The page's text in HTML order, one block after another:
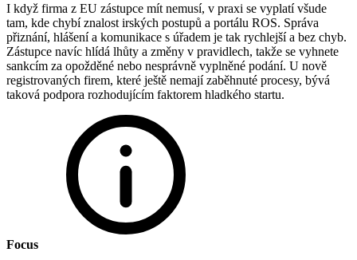
I když firma z EU zástupce mít nemusí, v praxi se vyplatí všude
tam, kde chybí znalost irských postupů a portálu ROS. Správa
přiznání, hlášení a komunikace s úřadem je tak rychlejší a bez chyb.
Zástupce navíc hlídá lhůty a změny v pravidlech, takže se vyhnete
sankcím za opožděné nebo nesprávně vyplněné podání. U nově
registrovaných firem, které ještě nemají zaběhnuté procesy, bývá
taková podpora rozhodujícím faktorem hladkého startu.
Focus